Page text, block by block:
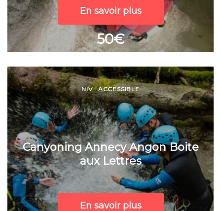
En savoir plus
50€
NIV : ACCESSIBLE
Canyoning Annecy Angon Boite
aux Lettres
En savoir plus